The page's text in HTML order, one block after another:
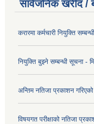
सार्वजनिक खरीद /
करारमा कर्मचारी नियुक्ति
नियुक्ति बुझ्ने सम्बन्धी सूचना -
अन्तिम नतिजा प्रकाशन
विषयगत परीक्षाको नतिजा